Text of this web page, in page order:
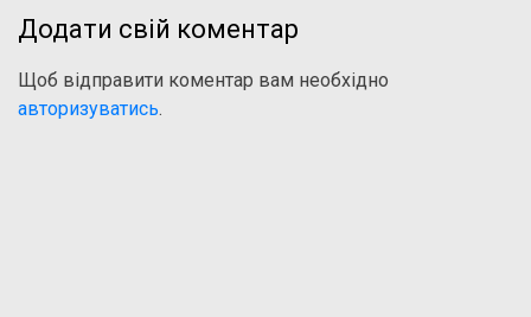
Додати свій коментар
Щоб відправити коментар вам необхідно
авторизуватись.